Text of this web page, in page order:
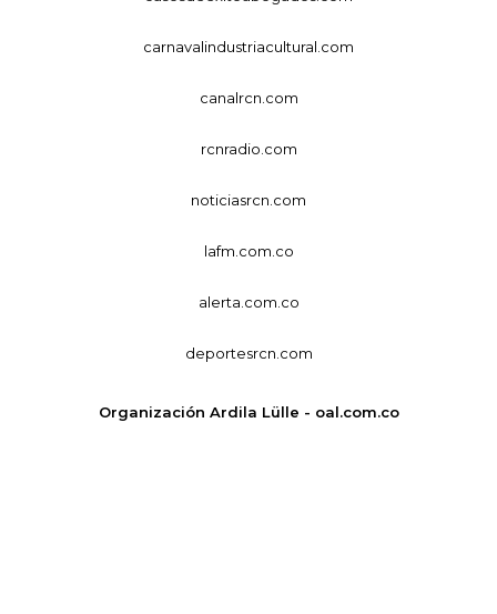
carnavalindustriacultural.com
canalrcn.com
rcnradio.com
noticiasrcn.com
lafm.com.co
alerta.com.co
deportesrcn.com
Organización Ardila Lülle - oal.com.co